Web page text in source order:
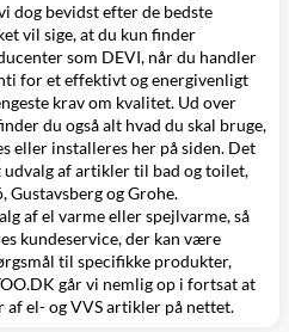
dog bevidst efter de bedste
vil sige, at du kun finder
som DEVI, når du handler
for et effektivt og energivenligt
krav om kvalitet. Ud over
du også alt hvad du skal bruge,
eller installeres her på siden. Det
af artikler til bad ogtoilet,
,GustavsbergogGrohe.
af el varme eller spejlvarme, så
kundeservice, der kan være
til specifikke produkter,
går vi nemlig op i fortsat at
el- og VVS artikler på nettet.